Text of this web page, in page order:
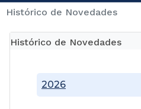
Histórico de Novedades
Histórico de Novedades
2026